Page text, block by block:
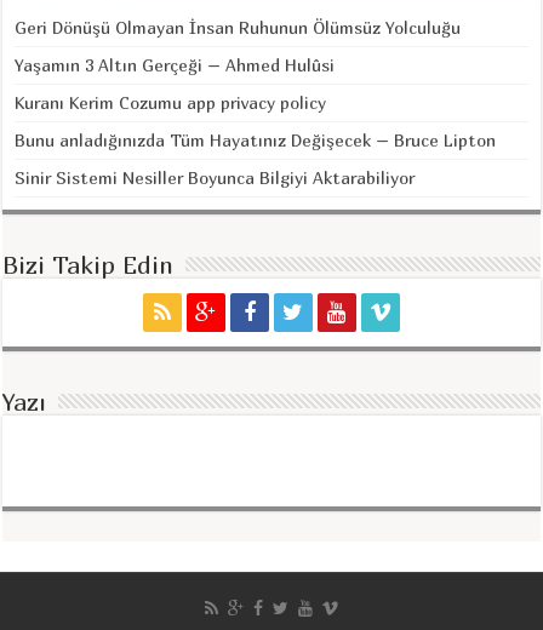
Geri Dönüşü Olmayan İnsan Ruhunun Ölümsüz Yolculuğu
Yaşamın 3 Altın Gerçeği – Ahmed Hulûsi
Kuranı Kerim Cozumu app privacy policy
Bunu anladığınızda Tüm Hayatınız Değişecek – Bruce Lipton
Sinir Sistemi Nesiller Boyunca Bilgiyi Aktarabiliyor
Bizi Takip Edin
Yazı